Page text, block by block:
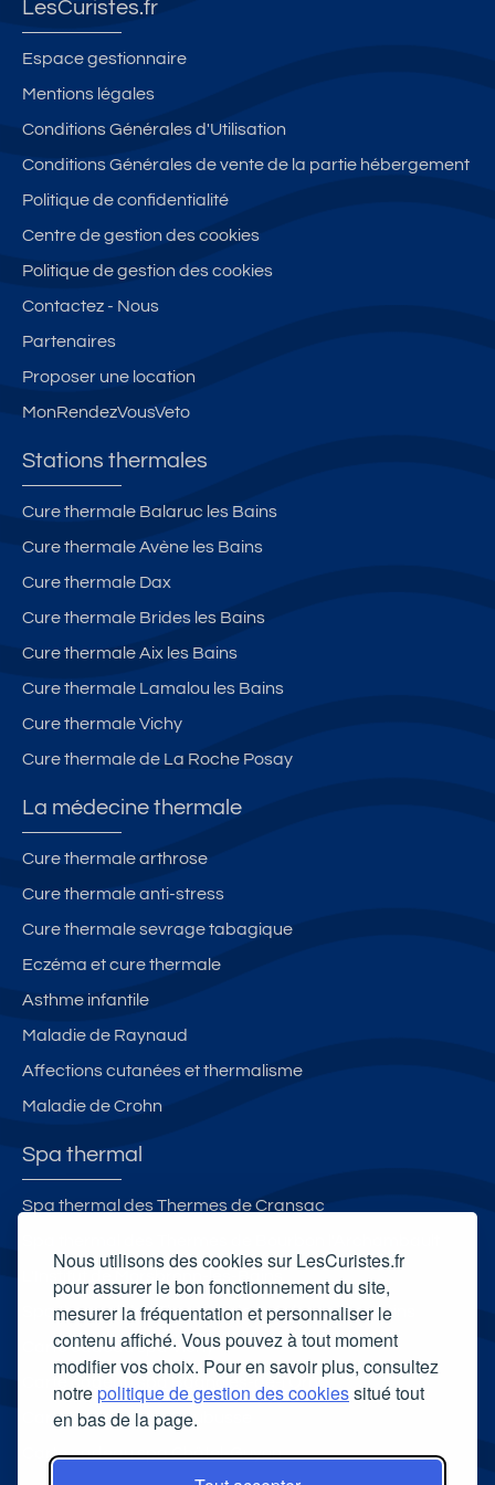
Nous utilisons des cookies sur LesCuristes.fr
pour assurer le bon fonctionnement du site,
mesurer la fréquentation et personnaliser le
contenu affiché. Vous pouvez à tout moment
modifier vos choix. Pour en savoir plus, consultez
notrepolitique de gestion des cookiessitué tout
en bas de la page.
LesCuristes.fr
Espace gestionnaire
Mentions légales
Conditions Générales d'Utilisation
Conditions Générales de vente de la partie hébergement
Politique de confidentialité
Centre de gestion des cookies
Politique de gestion des cookies
Contactez - Nous
Partenaires
Proposer une location
MonRendezVousVeto
Stations thermales
Cure thermale Balaruc les Bains
Cure thermale Avène les Bains
Cure thermale Dax
Cure thermale Brides les Bains
Cure thermale Aix les Bains
Cure thermale Lamalou les Bains
Cure thermale Vichy
Cure thermale de La Roche Posay
La médecine thermale
Cure thermale arthrose
Cure thermale anti-stress
Cure thermale sevrage tabagique
Eczéma et cure thermale
Asthme infantile
Maladie de Raynaud
Affections cutanées et thermalisme
Maladie de Crohn
Spa thermal
Spa thermal des Thermes de Cransac
Spa thermal des Thermes de Préchacq-les-Bains
Carte cadeau spa Vichy
Carte cadeau spa Bagnoles-de-l'Orne
Carte cadeau spa Saubusse
Carte cadeau spa Châtel-Guyon